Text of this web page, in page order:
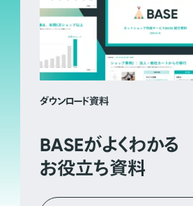
ダウンロード資料
BASEがよくわかる
お役立ち資料